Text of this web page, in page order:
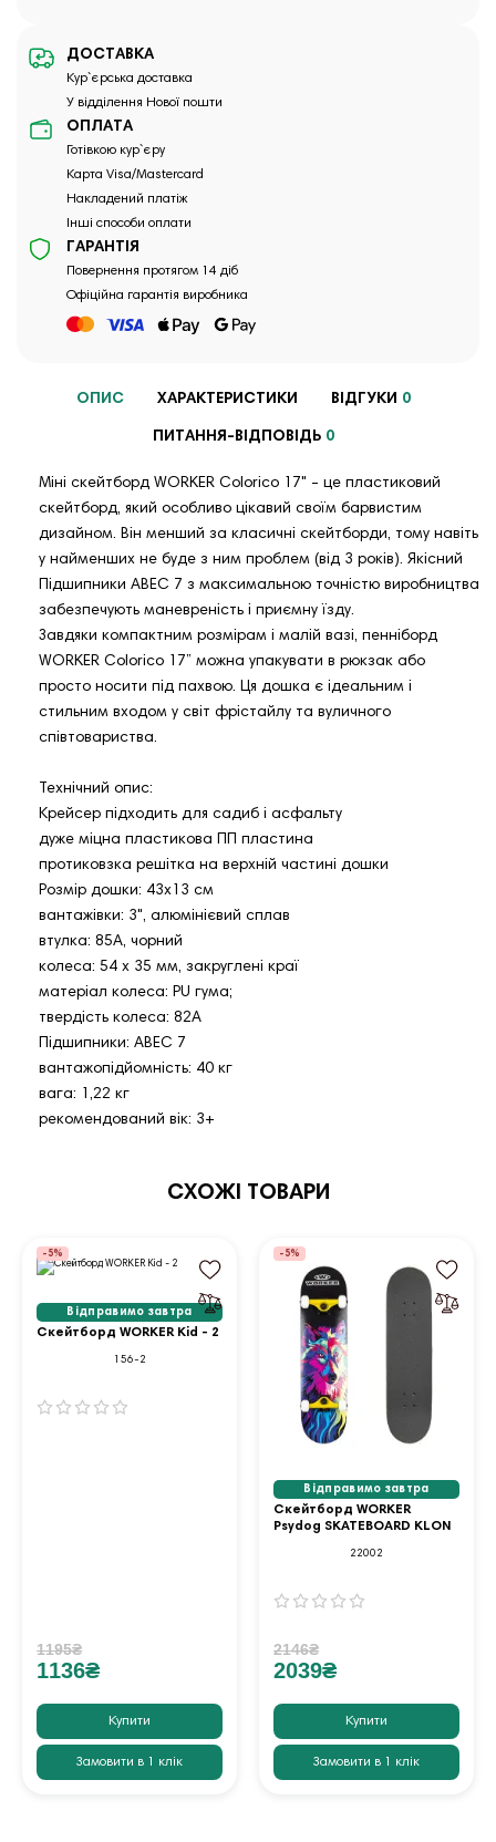
ДОСТАВКА
Кур`єрська доставка
У відділення Нової пошти
ОПЛАТА
Готівкою кур`єру
Карта Visa/Mastercard
Накладений платіж
Інші способи оплати
ГАРАНТІЯ
Повернення протягом 14 діб
Офіційна гарантія виробника
ОПИС ХАРАКТЕРИСТИКИ ВІДГУКИ 0
ПИТАННЯ-ВІДПОВІДЬ 0
Міні скейтборд WORKER Colorico 17" - це пластиковий
скейтборд, який особливо цікавий своїм барвистим
дизайном. Він менший за класичні скейтборди, тому навіть
у найменших не буде з ним проблем (від 3 років). Якісний
Підшипники ABEC 7 з максимальною точністю виробництва
забезпечують маневреність і приємну їзду.
Завдяки компактним розмірам і малій вазі, пенніборд
WORKER Colorico 17” можна упакувати в рюкзак або
просто носити під пахвою. Ця дошка є ідеальним і
стильним входом у світ фрістайлу та вуличного
співтовариства.
Технічний опис:
Крейсер підходить для садиб і асфальту
дуже міцна пластикова ПП пластина
протиковзка решітка на верхній частині дошки
Розмір дошки: 43х13 см
вантажівки: 3", алюмінієвий сплав
втулка: 85А, чорний
колеса: 54 х 35 мм, закруглені краї
матеріал колеса: PU гума;
твердість колеса: 82А
Підшипники: ABEC 7
вантажопідйомність: 40 кг
вага: 1,22 кг
рекомендований вік: 3+
СХОЖІ ТОВАРИ
-5%
Відправимо завтра
Cкейтборд WORKER Kid - 2
156-2
1195₴
1136₴
Купити
Замовити в 1 клік
-5%
Відправимо завтра
Скейтборд WORKER
Psydog SKATEBOARD KLON
22002
2146₴
2039₴
Купити
Замовити в 1 клік